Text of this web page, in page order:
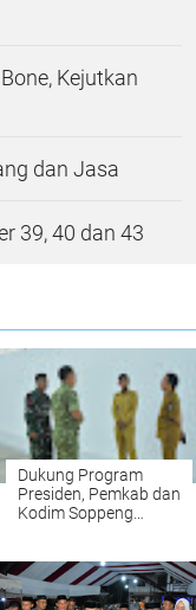
Kejutkan
dan Jasa
39, 40 dan 43
Dukung Program
Presiden, Pemkab dan
Kodim Soppeng